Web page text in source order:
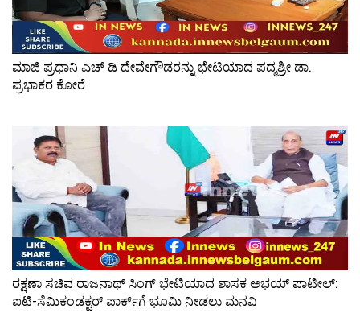
ಮಾಜಿ ಪ್ರಧಾನಿ ಎಚ್ ಡಿ ದೇವೇಗೌಡರನ್ನು ಭೇಟಿಯಾದ ಪದ್ಮಶ್ರೀ ಡಾ.
ಪ್ರಭಾಕರ ಕೋರೆ
ರಕ್ಷಣಾ ಸಚಿವ ರಾಜನಾಥ್ ಸಿಂಗ್ ಭೇಟಿಯಾದ ಶಾಸಕ ಅಭಯ್ ಪಾಟೀಲ್:
ಐಟಿ-ಸೆಮಿಕಂಡಕ್ಟರ್ ಪಾರ್ಕ್‌ಗೆ ಭೂಮಿ ನೀಡಲು ಮನವಿ